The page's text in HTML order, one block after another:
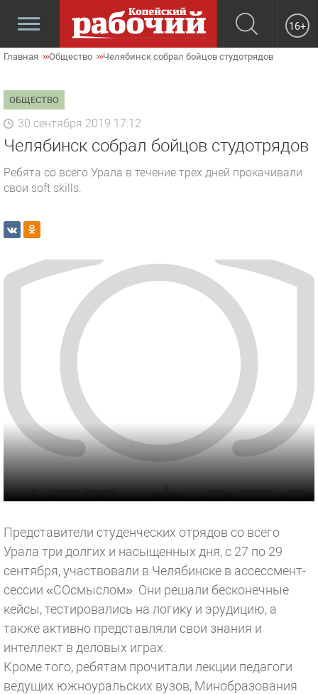
16+
Главная Общество Челябинск собрал бойцов студотрядов
ОБЩЕСТВО
30 сентября 2019 17:12
Челябинск собрал бойцов студотрядов
Ребята со всего Урала в течение трех дней прокачивали
свои soft skills.
Представители студенческих отрядов со всего
Урала три долгих и насыщенных дня, с 27 по 29
сентября, участвовали в Челябинске в ассессмент-
сессии «СОсмыслом». Они решали бесконечные
кейсы, тестировались на логику и эрудицию, а
также активно представляли свои знания и
интеллект в деловых играх.
Кроме того, ребятам прочитали лекции педагоги
ведущих южноуральских вузов, Минобразования